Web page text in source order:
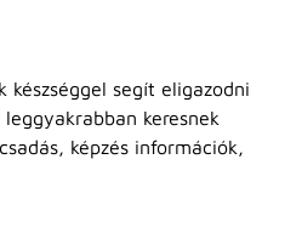
készséggel segít eligazodni
keresnek
képzés információk,